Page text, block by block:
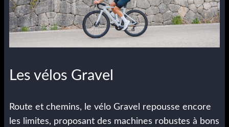
Les vélos Gravel
Route et chemins, le vélo Gravel repousse encore
les limites, proposant des machines robustes à bons